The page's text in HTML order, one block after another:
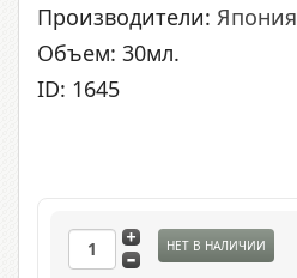
Производители: Япония
Объем: 30мл.
ID: 1645
НЕТ В НАЛИЧИИ